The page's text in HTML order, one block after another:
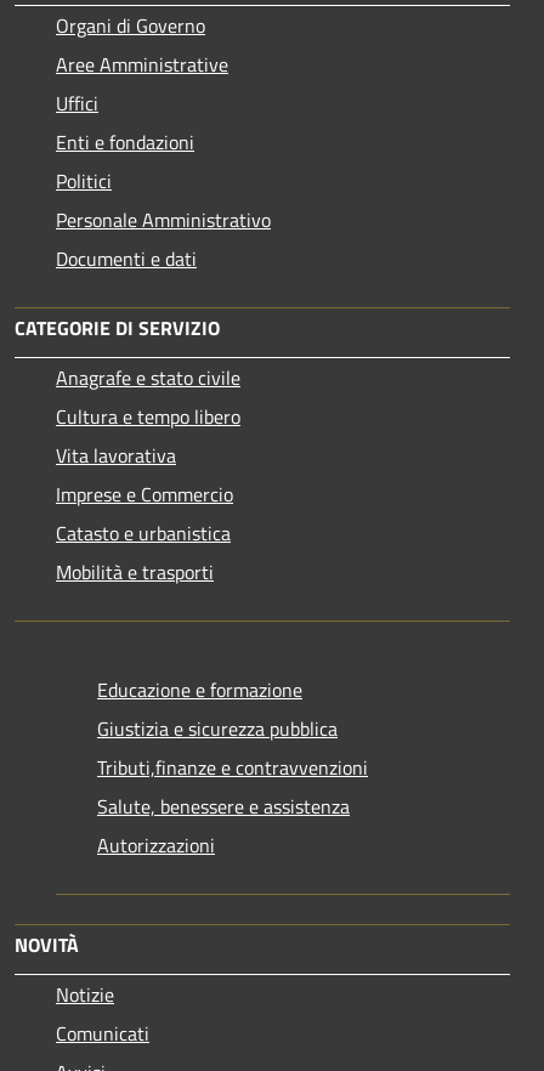
Organi di Governo
Aree Amministrative
Uffici
Enti e fondazioni
Politici
Personale Amministrativo
Documenti e dati
CATEGORIE DI SERVIZIO
Anagrafe e stato civile
Cultura e tempo libero
Vita lavorativa
Imprese e Commercio
Catasto e urbanistica
Mobilità e trasporti
Educazione e formazione
Giustizia e sicurezza pubblica
Tributi,finanze e contravvenzioni
Salute, benessere e assistenza
Autorizzazioni
NOVITÀ
Notizie
Comunicati